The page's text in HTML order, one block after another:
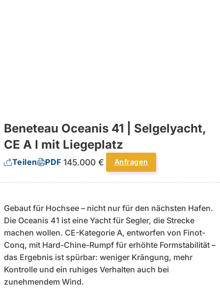
Beneteau Oceanis 41 | Selgelyacht,
CE A I mit Liegeplatz
Teilen PDF 145.000 € Anfragen
Gebaut für Hochsee – nicht nur für den nächsten Hafen.
Die Oceanis 41 ist eine Yacht für Segler, die Strecke
machen wollen. CE-Kategorie A, entworfen von Finot-
Conq, mit Hard-Chine-Rumpf für erhöhte Formstabilität –
das Ergebnis ist spürbar: weniger Krängung, mehr
Kontrolle und ein ruhiges Verhalten auch bei
zunehmendem Wind.